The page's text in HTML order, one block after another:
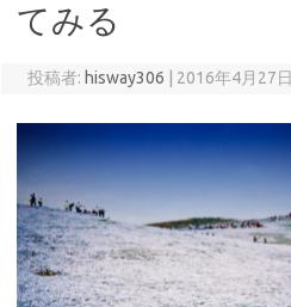
てみる
投稿者: hisway306 2016年4月27日